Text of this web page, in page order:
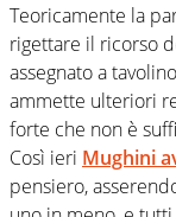
Teoricamente la
rigettare il ricorso
assegnato a
ammette ulteriori
forte che non è
Così ieri Mughini
pensiero,